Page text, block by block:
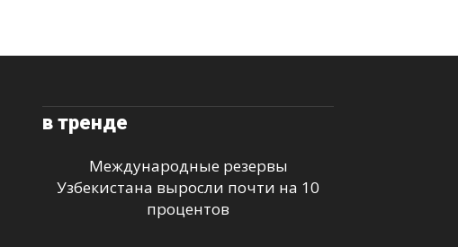
в тренде
Международные резервы
Узбекистана выросли почти на 10
процентов